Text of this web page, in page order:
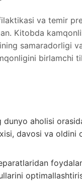
va temir
Kitobda
samaradorligi
birlamchi
dunyo aholisi
davosi va oldini